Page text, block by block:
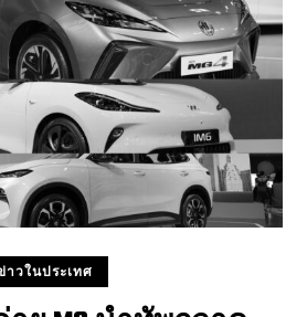
าวในประเทศ